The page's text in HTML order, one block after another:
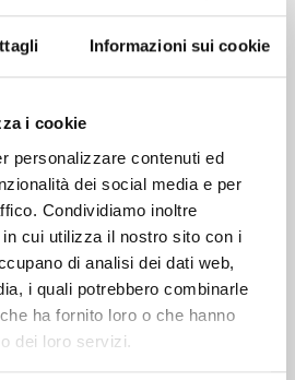
Informazioni sui cookie
i cookie
personalizzare contenuti ed
dei social media e per
Condividiamo inoltre
cui utilizza il nostro sito con i
di analisi dei dati web,
i quali potrebbero combinarle
ha fornito loro o che hanno
dei loro servizi.
n. 25